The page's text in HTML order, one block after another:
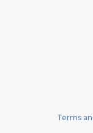
Terms